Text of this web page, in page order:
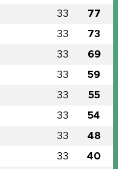
33 77
33 73
33 69
33 59
33 55
33 54
33 48
33 40